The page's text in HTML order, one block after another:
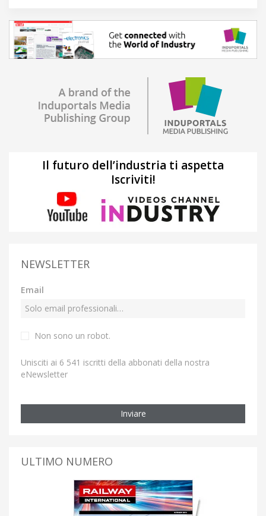
Il futuro dell’industria ti aspetta
Iscriviti!
NEWSLETTER
Email
Non sono un robot.
Unisciti ai 6 541 iscritti della abbonati della nostra
eNewsletter
Inviare
ULTIMO NUMERO